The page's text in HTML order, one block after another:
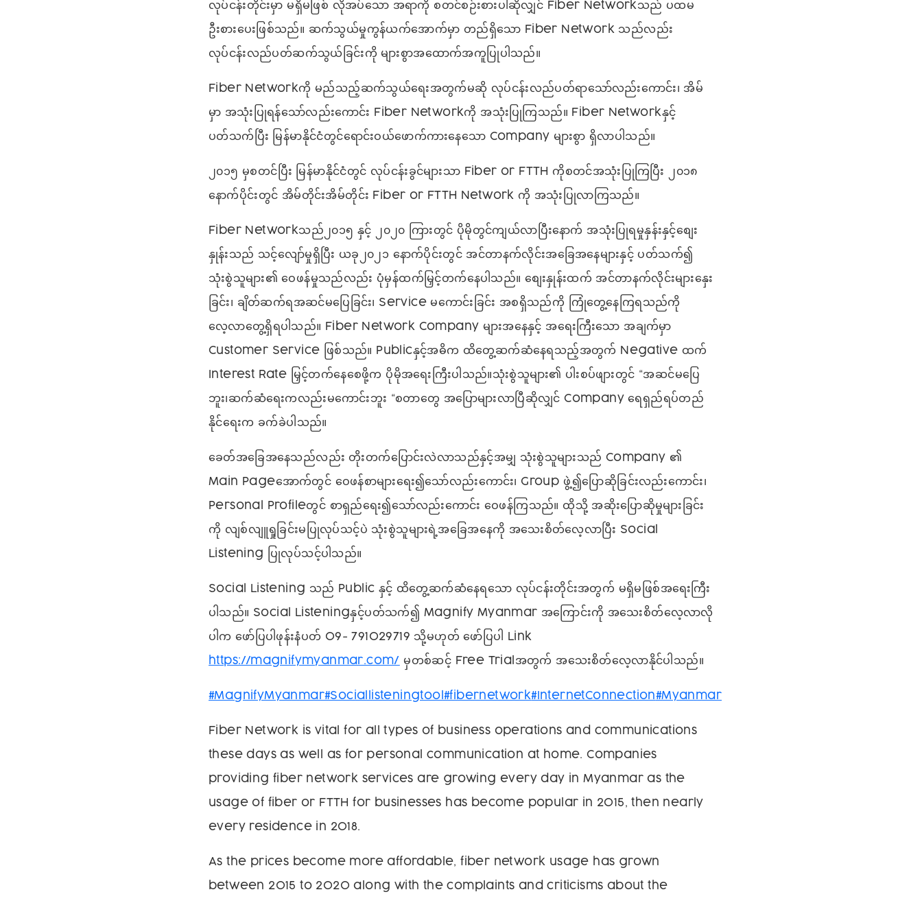
လုပ်ငန်းတိုင်းမှာ မရှိမဖြစ် လိုအပ်သော အရာကို စတင်စဉ်းစားပါဆိုလျှင် Fiber Networkသည် ပထမ
ဦးစားပေးဖြစ်သည်။ ဆက်သွယ်မှုကွန်ယက်အောက်မှာ တည်ရှိသော Fiber Network သည်လည်း
လုပ်ငန်းလည်ပတ်ဆက်သွယ်ခြင်းကို များစွာအထောက်အကူပြုပါသည်။
Fiber Networkကို မည်သည့်ဆက်သွယ်ရေးအတွက်မဆို လုပ်ငန်းလည်ပတ်ရာသော်လည်းကောင်း၊ အိမ်
မှာ အသုံးပြုရန်သော်လည်းကောင်း Fiber Networkကို အသုံးပြုကြသည်။ Fiber Networkနှင့်
ပတ်သက်ပြီး မြန်မာနိုင်ငံတွင်ရောင်းဝယ်ဖောက်ကားနေသော Company များစွာ ရှိလာပါသည်။
၂၀၁၅ မှစတင်ပြီး မြန်မာနိုင်ငံတွင် လုပ်ငန်းခွင်များသာ Fiber or FTTH ကိုစတင်အသုံးပြုကြပြီး ၂၀၁၈
နောက်ပိုင်းတွင် အိမ်တိုင်းအိမ်တိုင်း Fiber or FTTH Network ကို အသုံးပြုလာကြသည်။
Fiber Networkသည်၂၀၁၅ နှင့် ၂၀၂၀ ကြားတွင် ပိုမိုတွင်ကျယ်လာပြီးနောက် အသုံးပြုရမှုနှန်းနှင့်စျေး
နှုန်းသည် သင့်လျော်မှုရှိပြီး ယခု၂၀၂၁ နောက်ပိုင်းတွင် အင်တာနက်လိုင်းအခြေအနေများနှင့် ပတ်သက်၍
သုံးစွဲသူများ၏ ဝေဖန်မှုသည်လည်း ပုံမှန်ထက်မြှင့်တက်နေပါသည်။ စျေးနှုန်းထက် အင်တာနက်လိုင်းများနှေး
ခြင်း၊ ချိတ်ဆက်ရအဆင်မပြေခြင်း၊ Service မကောင်းခြင်း အစရှိသည်ကို ကြုံတွေ့နေကြရသည်ကို
လေ့လာတွေ့ရှိရပါသည်။ Fiber Network Company များအနေနှင့် အရေးကြီးသော အချက်မှာ
Customer Service ဖြစ်သည်။ Publicနှင့်အဓိက ထိတွေ့ဆက်ဆံနေရသည့်အတွက် Negative ထက်
Interest Rate မြှင့်တက်နေစေဖို့က ပိုမိုအရေးကြီးပါသည်။သုံးစွဲသူများ၏ ပါးစပ်ဖျားတွင် “အဆင်မပြေ
ဘူး၊ဆက်ဆံရေးကလည်းမကောင်းဘူး “စတာတွေ အပြောများလာပြီဆိုလျှင် Company ရေရှည်ရပ်တည်
နိုင်ရေးက ခက်ခဲပါသည်။
ခေတ်အခြေအနေသည်လည်း တိုးတက်ပြောင်းလဲလာသည်နှင့်အမျှ သုံးစွဲသူများသည် Company ၏
Main Pageအောက်တွင် ဝေဖန်စာများရေး၍သော်လည်းကောင်း၊ Group ဖွဲ့၍ပြောဆိုခြင်းလည်းကောင်း၊
Personal Profileတွင် စာရှည်ရေး၍သော်လည်းကောင်း ဝေဖန်ကြသည်။ ထိုသို့ အဆိုးပြောဆိုမှုများခြင်း
ကို လျစ်လျူရှုခြင်းမပြုလုပ်သင့်ပဲ သုံးစွဲသူများရဲ့အခြေအနေကို အသေးစိတ်လေ့လာပြီး Social
Listening ပြုလုပ်သင့်ပါသည်။
Social Listening သည် Public နှင့် ထိတွေ့ဆက်ဆံနေရသော လုပ်ငန်းတိုင်းအတွက် မရှိမဖြစ်အရေးကြီး
ပါသည်။ Social Listeningနှင့်ပတ်သက်၍ Magnify Myanmar အကြောင်းကို အသေးစိတ်လေ့လာလို
ပါက ဖော်ပြပါဖုန်းနံပတ် 09- 791029719 သို့မဟုတ် ဖော်ပြပါ Link
https://magnifymyanmar.com/ မှတစ်ဆင့် Free Trialအတွက် အသေးစိတ်လေ့လာနိုင်ပါသည်။
#MagnifyMyanmar#Sociallisteningtool #fibernetwork#InternetConnection#Myanmar
Fiber Network is vital for all types of business operations and communications
these days as well as for personal communication at home. Companies
providing fiber network services are growing every day in Myanmar as the
usage of fiber or FTTH for businesses has become popular in 2015, then nearly
every residence in 2018.
As the prices become more affordable, fiber network usage has grown
between 2015 to 2020 along with the complaints and criticisms about the